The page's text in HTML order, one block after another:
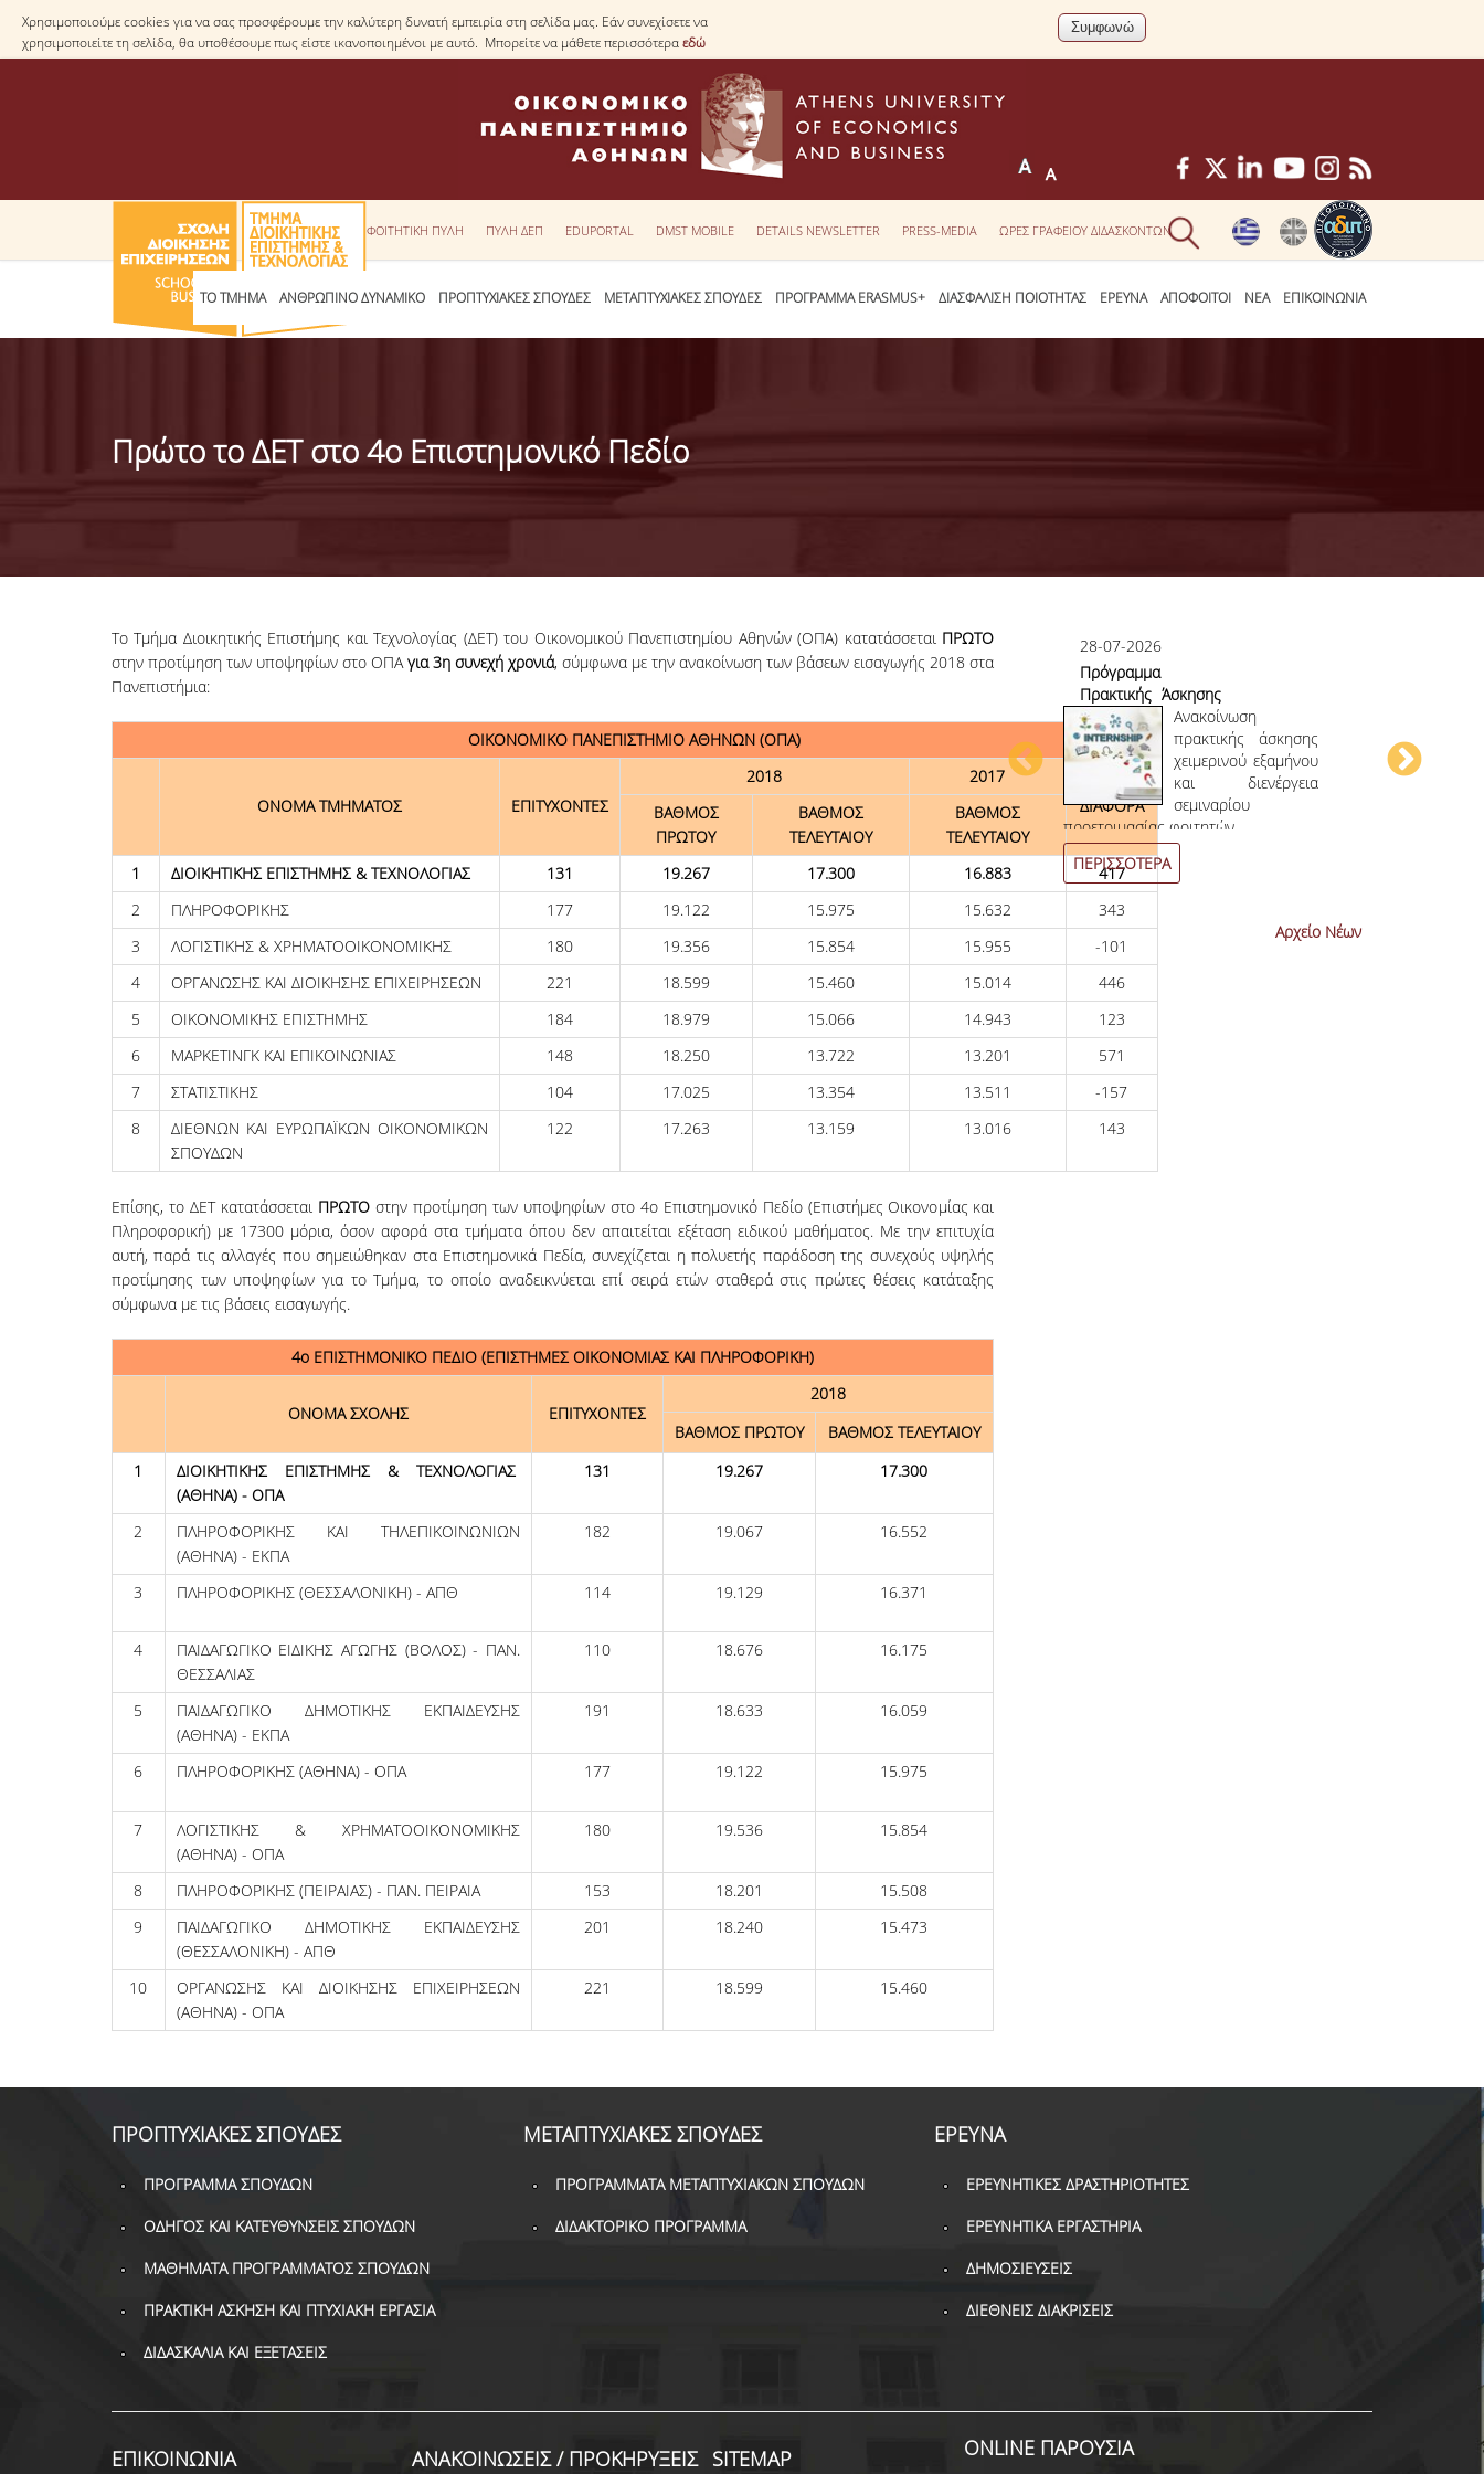
Χρησιμοποιούμε cookies για να σας προσφέρουμε την καλύτερη δυνατή εμπειρία στη σελίδα μας. Εάν συνεχίσετε να
χρησιμοποιείτε τη σελίδα, θα υποθέσουμε πως είστε ικανοποιημένοι με αυτό. Μπορείτε να μάθετε περισσότεραεδώ
ΦΟΙΤΗΤΙΚΗ ΠΥΛΗ ΠΥΛΗ ΔΕΠ EDUPORTAL DMST MOBILE DETAILS NEWSLETTER PRESS-MEDIA ΩΡΕΣ ΓΡΑΦΕΙΟΥ ΔΙΔΑΣΚΟΝΤΩΝ
ΤΟ ΤΜΗΜΑ ΑΝΘΡΩΠΙΝΟ ΔΥΝΑΜΙΚΟ ΠΡΟΠΤΥΧΙΑΚΕΣ ΣΠΟΥΔΕΣ ΜΕΤΑΠΤΥΧΙΑΚΕΣ ΣΠΟΥΔΕΣ ΠΡΟΓΡΑΜΜΑ ERASMUS+ ΔΙΑΣΦΑΛΙΣΗ ΠΟΙΟΤΗΤΑΣ ΕΡΕΥΝΑ ΑΠΟΦΟΙΤΟΙ ΝΕΑ ΕΠΙΚΟΙΝΩΝΙΑ
Πρώτο το ΔΕΤ στο 4ο Eπιστημονικό Πεδίο
Το Τμήμα Διοικητικής Επιστήμης και Τεχνολογίας (ΔΕΤ) του Οικονομικού Πανεπιστημίου Αθηνών (ΟΠΑ) κατατάσσεται ΠΡΩΤΟ
στην προτίμηση των υποψηφίων στο ΟΠΑγια 3η συνεχή χρονιά, σύμφωνα με την ανακοίνωση των βάσεων εισαγωγής 2018 στα
Πανεπιστήμια:
ΟΙΚΟΝΟΜΙΚΟ ΠΑΝΕΠΙΣΤΗΜΙΟ ΑΘΗΝΩΝ (ΟΠΑ)
ΟΝΟΜΑ ΤΜΗΜΑΤΟΣ ΕΠΙΤΥΧΟΝΤΕΣ
2018
2017
ΔΙΑΦΟΡΑ
ΒΑΘΜΟΣ
ΠΡΩΤΟΥ
ΒΑΘΜΟΣ
ΤΕΛΕΥΤΑΙΟΥ
ΒΑΘΜΟΣ
ΤΕΛΕΥΤΑΙΟΥ
1
ΔΙΟΙΚΗΤΙΚΗΣ ΕΠΙΣΤΗΜΗΣ & ΤΕΧΝΟΛΟΓΙΑΣ 131 19.267 17.300 16.883
417
2
ΠΛΗΡΟΦΟΡΙΚΗΣ 177 19.122 15.975 15.632
343
3
ΛΟΓΙΣΤΙΚΗΣ & ΧΡΗΜΑΤΟΟΙΚΟΝΟΜΙΚΗΣ 180 19.356 15.854 15.955
-101
4
ΟΡΓΑΝΩΣΗΣ ΚΑΙ ΔΙΟΙΚΗΣΗΣ ΕΠΙΧΕΙΡΗΣΕΩΝ 221 18.599 15.460 15.014
446
5
ΟΙΚΟΝΟΜΙΚΗΣ ΕΠΙΣΤΗΜΗΣ 184 18.979 15.066 14.943
123
6
ΜΑΡΚΕΤΙΝΓΚ ΚΑΙ ΕΠΙΚΟΙΝΩΝΙΑΣ 148 18.250 13.722 13.201
571
7
ΣΤΑΤΙΣΤΙΚΗΣ 104 17.025 13.354 13.511
-157
8
ΔΙΕΘΝΩΝ ΚΑΙ ΕΥΡΩΠΑΪΚΩΝ ΟΙΚΟΝΟΜΙΚΩΝ
ΣΠΟΥΔΩΝ
122 17.263 13.159 13.016 143
Επίσης, το ΔΕΤ κατατάσσεται ΠΡΩΤΟστην προτίμηση των υποψηφίων στο 4ο Επιστημονικό Πεδίο (Επιστήμες Οικονομίας και
Πληροφορική) με 17300 μόρια, όσον αφορά στα τμήματα όπου δεν απαιτείται εξέταση ειδικού μαθήματος. Με την επιτυχία
αυτή, παρά τις αλλαγές που σημειώθηκαν στα Επιστημονικά Πεδία, συνεχίζεται η πολυετής παράδοση της συνεχούς υψηλής
προτίμησης των υποψηφίων για το Τμήμα, το οποίο αναδεικνύεται επί σειρά ετών σταθερά στις πρώτες θέσεις κατάταξης
σύμφωνα με τις βάσεις εισαγωγής.
4ο ΕΠΙΣΤΗΜΟΝΙΚΟ ΠΕΔΙΟ (ΕΠΙΣΤΗΜΕΣ ΟΙΚΟΝΟΜΙΑΣ ΚΑΙ ΠΛΗΡΟΦΟΡΙΚΗ)
ΟΝΟΜΑ ΣΧΟΛΗΣ ΕΠΙΤΥΧΟΝΤΕΣ
2018
ΒΑΘΜΟΣ ΠΡΩΤΟΥ
ΒΑΘΜΟΣ ΤΕΛΕΥΤΑΙΟΥ
1
ΔΙΟΙΚΗΤΙΚΗΣ ΕΠΙΣΤΗΜΗΣ & ΤΕΧΝΟΛΟΓΙΑΣ
(ΑΘΗΝΑ) - ΟΠΑ
131 19.267 17.300
2
ΠΛΗΡΟΦΟΡΙΚΗΣ ΚΑΙ ΤΗΛΕΠΙΚΟΙΝΩΝΙΩΝ
(ΑΘΗΝΑ) - ΕΚΠΑ
182 19.067 16.552
3 ΠΛΗΡΟΦΟΡΙΚΗΣ (ΘΕΣΣΑΛΟΝΙΚΗ) - ΑΠΘ 114 19.129 16.371
4
ΠΑΙΔΑΓΩΓΙΚΟ ΕΙΔΙΚΗΣ ΑΓΩΓΗΣ (ΒΟΛΟΣ) - ΠΑΝ.
ΘΕΣΣΑΛΙΑΣ
110 18.676 16.175
5
ΠΑΙΔΑΓΩΓΙΚΟ ΔΗΜΟΤΙΚΗΣ ΕΚΠΑΙΔΕΥΣΗΣ
(ΑΘΗΝΑ) - ΕΚΠΑ
191 18.633 16.059
6 ΠΛΗΡΟΦΟΡΙΚΗΣ (ΑΘΗΝΑ) - ΟΠΑ 177 19.122 15.975
7
ΛΟΓΙΣΤΙΚΗΣ & ΧΡΗΜΑΤΟΟΙΚΟΝΟΜΙΚΗΣ
(ΑΘΗΝΑ) - ΟΠΑ
180 19.536 15.854
8 ΠΛΗΡΟΦΟΡΙΚΗΣ (ΠΕΙΡΑΙΑΣ) - ΠΑΝ. ΠΕΙΡΑΙΑ 153 18.201
15.508
9
ΠΑΙΔΑΓΩΓΙΚΟ ΔΗΜΟΤΙΚΗΣ ΕΚΠΑΙΔΕΥΣΗΣ
(ΘΕΣΣΑΛΟΝΙΚΗ) - ΑΠΘ
201 18.240 15.473
10
ΟΡΓΑΝΩΣΗΣ ΚΑΙ ΔΙΟΙΚΗΣΗΣ ΕΠΙΧΕΙΡΗΣΕΩΝ
(ΑΘΗΝΑ) - ΟΠΑ
221 18.599 15.460
18-06-2026
Προκήρυξη
Διδακτορικών
Διατριβών
Η Συνέλευση του
ΟΠΑ, αποφάσισε την
προκήρυξη νέων
θέσεων υποψηφίων
διδακτόρων.
ΠΕΡΙΣΣΟΤΕΡΑ
28-07-2026
Πρόγραμμα
Πρακτικής Άσκησης
Χειμερινού
Εξαμήνου 2026-
2027
Ανακοίνωση
πρακτικής άσκησης
χειμερινού εξαμήνου
και διενέργεια
σεμιναρίου
προετοιμασίας φοιτητών.
ΠΕΡΙΣΣΟΤΕΡΑ
Αρχείο Νέων
ΠΡΟΠΤΥΧΙΑΚΕΣ ΣΠΟΥΔΕΣ
ΠΡΟΓΡΑΜΜΑ ΣΠΟΥΔΩΝ
ΟΔΗΓΟΣ ΚΑΙ ΚΑΤΕΥΘΥΝΣΕΙΣ ΣΠΟΥΔΩΝ
ΜΑΘΗΜΑΤΑ ΠΡΟΓΡΑΜΜΑΤΟΣ ΣΠΟΥΔΩΝ
ΠΡΑΚΤΙΚΗ ΑΣΚΗΣΗ ΚΑΙ ΠΤΥΧΙΑΚΗ ΕΡΓΑΣΙΑ
ΔΙΔΑΣΚΑΛΙΑ ΚΑΙ ΕΞΕΤΑΣΕΙΣ
ΜΕΤΑΠΤΥΧΙΑΚΕΣ ΣΠΟΥΔΕΣ
ΠΡΟΓΡΑΜΜΑΤΑ ΜΕΤΑΠΤΥΧΙΑΚΩΝ ΣΠΟΥΔΩΝ
ΔΙΔΑΚΤΟΡΙΚΟ ΠΡΟΓΡΑΜΜΑ
ΕΡΕΥΝΑ
ΕΡΕΥΝΗΤΙΚΕΣ ΔΡΑΣΤΗΡΙΟΤΗΤΕΣ
ΕΡΕΥΝΗΤΙΚΑ ΕΡΓΑΣΤΗΡΙΑ
ΔΗΜΟΣΙΕΥΣΕΙΣ
ΔΙΕΘΝΕΙΣ ΔΙΑΚΡΙΣΕΙΣ
ΕΠΙΚΟΙΝΩΝΙΑ ΑΝΑΚΟΙΝΩΣΕΙΣ / ΠΡΟΚΗΡΥΞΕΙΣ SITEMAP ONLINE ΠΑΡΟΥΣΙΑ